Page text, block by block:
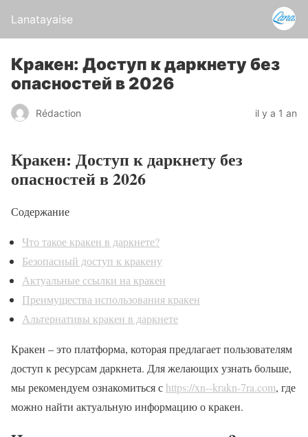
Lanatayaise
Кракен: Доступ к даркнету без
опасностей в 2026
Rédaction il y a 1 an
Кракен: Доступ к даркнету без
опасностей в 2026
Содержание
Что такое кракен в даркнете?
Безопасный доступ к кракену
Актуальные ссылки на кракен
Преимущества использования кракен
Альтернативы кракен в даркнете
Кракен – это платформа, которая предлагает пользователям
доступ к ресурсам даркнета. Для желающих узнать больше,
мы рекомендуем ознакомиться с https://xn--krakn-7ra.com, где
можно найти актуальную информацию о кракен.